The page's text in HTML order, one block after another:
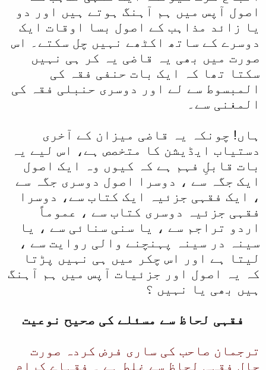
اصول آپس میں ہم آہنگ ہوتے ہیں اور دو
یا زائد مذاہب کے اصول بسا اوقات ایک
دوسرے کے ساتھ اکٹھے نہیں چل سکتے۔ اس
صورت میں بھی یہ قاضی یہ کر ہی نہیں
سکتا تھا کہ ایک بات حنفی فقہ کی
المبسوط سے لے اور دوسری حنبلی فقہ کی
المغنی سے۔
ہاں! چونکہ یہ قاضی میزان کے آخری
دستیاب ایڈیشن کا متخصص ہے، اس لیے یہ
بات قابلِ فہم ہے کہ کیوں وہ ایک اصول
ایک جگہ سے ، دوسرا اصول دوسری جگہ سے
، ایک فقہی جزئیہ ایک کتاب سے، دوسرا
فقہی جزئیہ دوسری کتاب سے ، عموماً
اردو تراجم سے ، یا سنی سنائی سے ، یا
سینہ در سینہ پہنچنے والی روایت سے ،
لیتا ہے اور اس چکر میں ہی نہیں پڑتا
کہ یہ اصول اور جزئیات آپس میں ہم آہنگ
ہیں بھی یا نہیں ؟
فقہی لحاظ سے مسئلے کی صحیح نوعیت
ترجمان صاحب کی ساری فرض کردہ صورت
حال فقہی لحاظ سے غلط ہے ۔ فقہاے کرام